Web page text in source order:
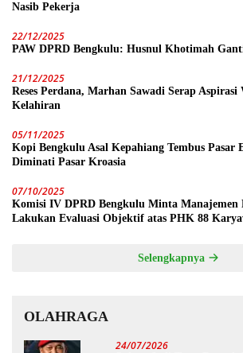
Nasib Pekerja
22/12/2025
PAW DPRD Bengkulu: Husnul Khotimah
21/12/2025
Reses Perdana, Marhan Sawadi Serap Aspirasi
Kelahiran
05/11/2025
Kopi Bengkulu Asal Kepahiang Tembus Pasar
Diminati Pasar Kroasia
07/10/2025
Komisi IV DPRD Bengkulu Minta Manajemen
Lakukan Evaluasi Objektif atas PHK 88
Selengkapnya
OLAHRAGA
24/07/2026